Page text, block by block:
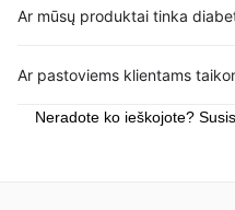
Ar mūsų produktai tinka
Ar pastoviems klientams
Neradote ko ieškojote?